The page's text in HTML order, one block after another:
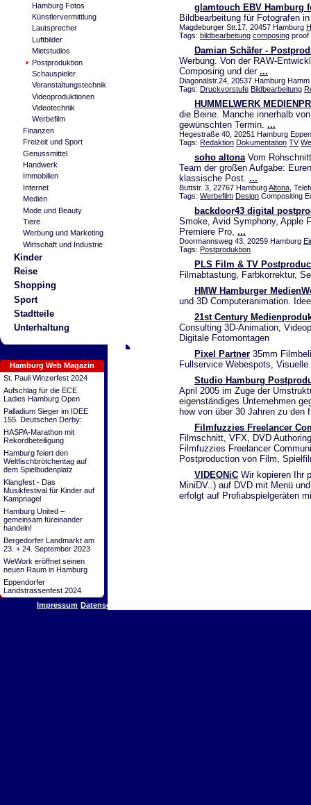
Hamburg Fotos
Künstlervermittlung
Lautsprecher
Luftbilder
Mietstudios
Postproduktion
Schauspieler
Veranstaltungstechnik
Videoproduktionen
Videotechnik
Werbefilm
Finanzen
Freizeit und Sport
Genussmittel
Handwerk
Immobilien
Internet
Medien
Mode und Beauty
Tiere
Werbung und Marketing
Wirtschaft und Industrie
Kinder
Reise
Shopping
Sport
Stadtteile
Unterhaltung
Hamburg Web Magazin
St. Pauli Winzerfest 2024
Aufschlag für die ECE
Ladies Hamburg Open
Palladium Sieger im IDEE
155. Deutschen Derby:
HASPA-Marathon mit
Rekordbeteiligung
Hamburg feiert den
Weltfischbrötchentag auf
dem Spielbudenplatz
Klangfest - Das
Musikfestival für Kinder auf
Kampnagel
Hamburg United –
gemeinsam füreinander
handeln!
Bergedorfer Landmarkt am
23. + 24. September 2023
WeWork eröffnet seinen
neuen Raum in Hamburg
Eppendorfer
Landstrassenfest 2024
Impressum Datenschutz
glamtouch EBV Hamburg
Bildbearbeitung für Fotografen
Magdeburger Str.17, 20457 Hamburg
Tags: bildbearbeitung composing proof
Damian Schäfer -
Werbung. Von der RAW-
Composing und der ...
Diagonalstr.24, 20537 Hamburg Hamm
Tags: Druckvorstufe Bildbearbeitung
HUMMELWERK
die Beine. Manche innerhalb
gewünschten Termin. ...
Hegestraße 40, 20251 Hamburg
Tags: Redaktion Dokumentation TV
soho altonaVom
Team der großen Aufgabe:
klassische Post. ...
Buttstr. 3, 22767 HamburgAltona ,
Tags: Werbefilm Design Compositing
backdoor43 digital
Smoke, Avid Symphony, Apple
Premiere Pro, ...
Doormannsweg 43, 20259 Hamburg
Tags: Postproduktion
PLS Film & TV
Filmabtastung, Farbkorrektur,
HMW Hamburger
und 3D Computeranimation.
21st Century
Consulting 3D-Animation,
Digitale Fotomontagen
Pixel Partner 35mm
Fullservice Webespots,
Studio Hamburg
April 2005 im Zuge der
eigenständiges Unternehmen
how von über 30 Jahren zu den
Filmfuzzies Freelancer
Filmschnitt, VFX, DVD
Filmfuzzies Freelancer
Postproduction von Film,
VIDEONiC Wir kopieren Ihr
MiniDV..) auf DVD mit Menü
erfolgt auf Profiabspielgeräten